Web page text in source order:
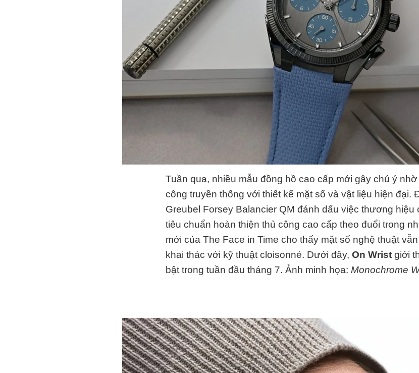
Tuần qua, nhiều mẫu đồng hồ cao cấp mới gây chú ý
công truyền thống với thiết kế mặt số và vật liệu hiện đại.
Greubel Forsey Balancier QM đánh dấu việc thương hiệu
tiêu chuẩn hoàn thiện thủ công cao cấp theo đuổi trong
mới của The Face in Time cho thấy mặt số nghệ thuật
khai thác với kỹ thuật cloisonné. Dưới đây, On Wrist giới
bật trong tuần đầu tháng 7. Ảnh minh họa: Monochrome